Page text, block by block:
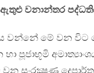
වනාන්තර
වන්නේ මේ වන
පූජාභූමි